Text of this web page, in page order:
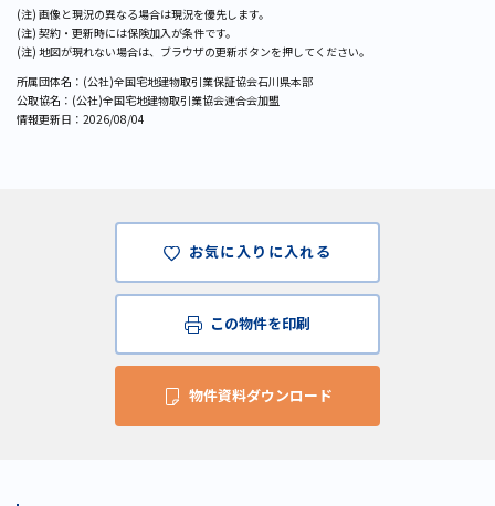
画像と現況の異なる場合は現況を優先します。
契約・更新時には保険加入が条件です。
地図が現れない場合は、ブラウザの更新ボタンを押してください。
所属団体名：(公社)全国宅地建物取引業保証協会石川県本部
公取協名：(公社)全国宅地建物取引業協会連合会加盟
情報更新日： 2026/08/04
お気に入りに入れる
この物件を印刷
物件資料ダウンロード